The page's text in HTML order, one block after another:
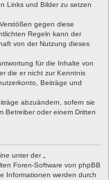
Links und Bilder zu setzen
gegen diese
Regeln kann der
von der Nutzung dieses
für die Inhalte von
die er nicht zur Kenntnis
Beiträge und
abzuändern, sofern sie
Betreiber oder einem Dritten
unter der „
Foren-Software von phpBB
Informationen werden durch